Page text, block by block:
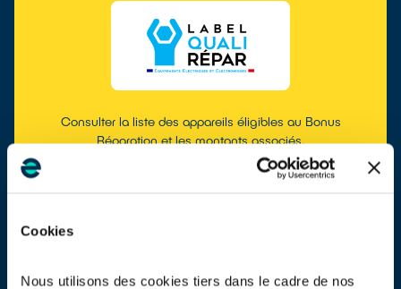
Cookies
Nous utilisons des cookies tiers dans le cadre de nos
Consulter la liste des appareils éligibles au Bonus
Réparation et les montants associés.
MASQUER LA RECHERCHE